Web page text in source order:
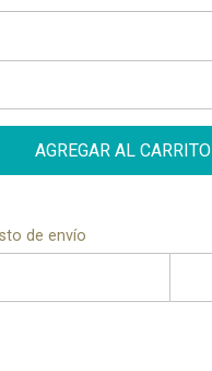
AGREGAR AL CARRITO
de envío